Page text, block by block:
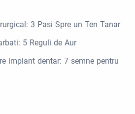
3 Pasi Spre un Ten Tanar
5 Reguli de Aur
implant dentar: 7 semne pentru